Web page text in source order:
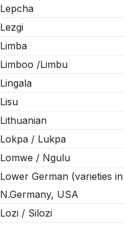
Lepcha
Lezgi
Limba
Limboo /Limbu
Lingala
Lisu
Lithuanian
Lokpa / Lukpa
Lomwe / Ngulu
Lower German (varieties in
N.Germany, USA
Lozi / Silozi